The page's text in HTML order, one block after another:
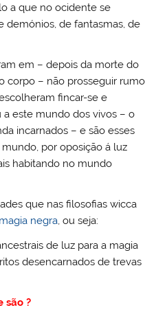
a que no ocidente se
demónios, de fantasmas, de
em – depois da morte do
corpo – não prosseguir rumo
fincar-se e
este mundo dos vivos – o
incarnados – e são esses
por oposição á luz
habitando no mundo
que nas filosofias wicca
magia negra, ou seja:
de luz para a magia
desencarnados de trevas
são ?